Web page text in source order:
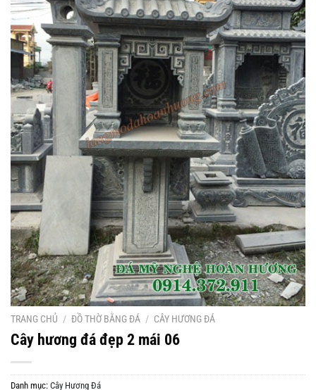
TRANG CHỦ / ĐỒ THỜ BẰNG ĐÁ / CÂY HƯƠNG ĐÁ
Cây hương đá đẹp 2 mái 06
Danh mục: Cây Hương Đá